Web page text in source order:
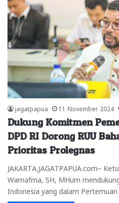
jagatpapua 11 November 2024
Dukung Komitmen
DPD RI Dorong RUU
Prioritas Prolegnas
JAKARTA,JAGATPAPUA.com–
Wamafma, SH, MHum
Indonesia yang dalam